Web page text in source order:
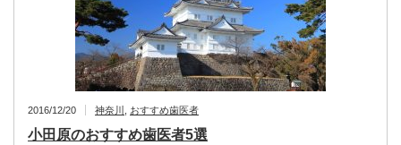
2016/12/20 神奈川 おすすめ歯医者
小田原のおすすめ歯医者5選